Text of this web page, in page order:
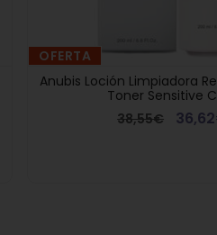
OFERTA
Anubis Loción Limpiadora
Toner Sensitive
38,55€